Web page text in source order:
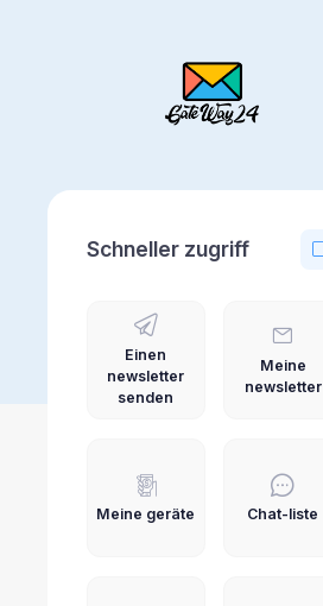
Schneller zugriff
Einen
newsletter
senden
Meine
newsletter
Meine geräte Chat-liste